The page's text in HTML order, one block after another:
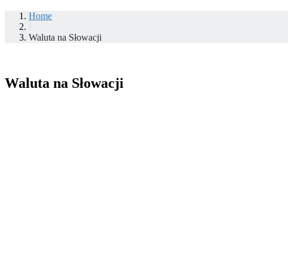
Home
/
Waluta na Słowacji
Waluta na Słowacji